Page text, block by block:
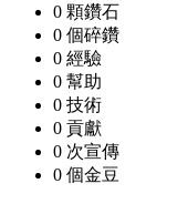
0 顆鑽石
0 個碎鑽
0 經驗
0 幫助
0 技術
0 貢獻
0 次宣傳
0 個金豆